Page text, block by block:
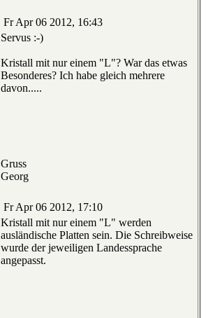
Fr Apr 06 2012, 16:43
Servus :-)
Kristall mit nur einem "L"? War das etwas
Besonderes? Ich habe gleich mehrere
davon.....
Gruss
Georg
Fr Apr 06 2012, 17:10
Kristall mit nur einem "L" werden
ausländische Platten sein. Die Schreibweise
wurde der jeweiligen Landessprache
angepasst.